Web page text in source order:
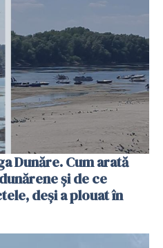
Dunăre. Cum arată
și de ce
deși a plouat în